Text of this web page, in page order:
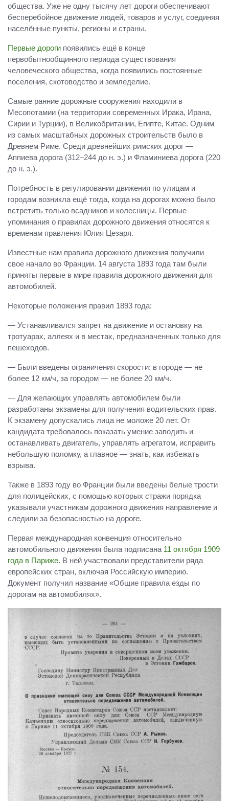
общества. Уже не одну тысячу лет дороги обеспечивают
бесперебойное движение людей, товаров и услуг, соединяя
населённые пункты, регионы и страны.
Первые дороги появились ещё в конце
первобытнообщинного периода существования
человеческого общества, когда появились постоянные
поселения, скотоводство и земледелие.
Самые ранние дорожные сооружения находили в
Месопотамии (на территории современных Ирака, Ирана,
Сирии и Турции), в Великобритании, Египте, Китае. Одним
из самых масштабных дорожных строительств было в
Древнем Риме. Среди древнейших римских дорог —
Аппиева дорога (312–244 до н. э.) и Фламиниева дорога (220
до н. э.).
Потребность в регулировании движения по улицам и
городам возникла ещё тогда, когда на дорогах можно было
встретить только всадников и колесницы. Первые
упоминания о правилах дорожного движения относятся к
временам правления Юлия Цезаря.
Известные нам правила дорожного движения получили
свое начало во Франции. 14 августа 1893 года там были
приняты первые в мире правила дорожного движения для
автомобилей.
Некоторые положения правил 1893 года:
— Устанавливался запрет на движение и остановку на
тротуарах, аллеях и в местах, предназначенных только для
пешеходов.
— Были введены ограничения скорости: в городе — не
более 12 км/ч, за городом — не более 20 км/ч.
— Для желающих управлять автомобилем были
разработаны экзамены для получения водительских прав.
К экзамену допускались лица не моложе 20 лет. От
кандидата требовалось показать умение заводить и
останавливать двигатель, управлять агрегатом, исправить
небольшую поломку, а главное — знать, как избежать
взрыва.
Также в 1893 году во Франции были введены белые трости
для полицейских, с помощью которых стражи порядка
указывали участникам дорожного движения направление и
следили за безопасностью на дороге.
Первая международная конвенция относительно
автомобильного движения была подписана 11 октября 1909
года в Париже. В ней участвовали представители ряда
европейских стран, включая Российскую империю.
Документ получил название «Общие правила езды по
дорогам на автомобилях».